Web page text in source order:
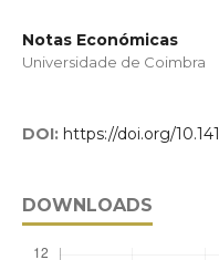
Notas Económicas
Universidade de Coimbra
DOI: https://doi.org/
DOWNLOADS